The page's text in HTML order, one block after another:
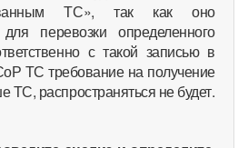
ТС», так как оно
перевозки определенного
с такой записью в
ТС требование на получение
ТС, распространяться не будет.